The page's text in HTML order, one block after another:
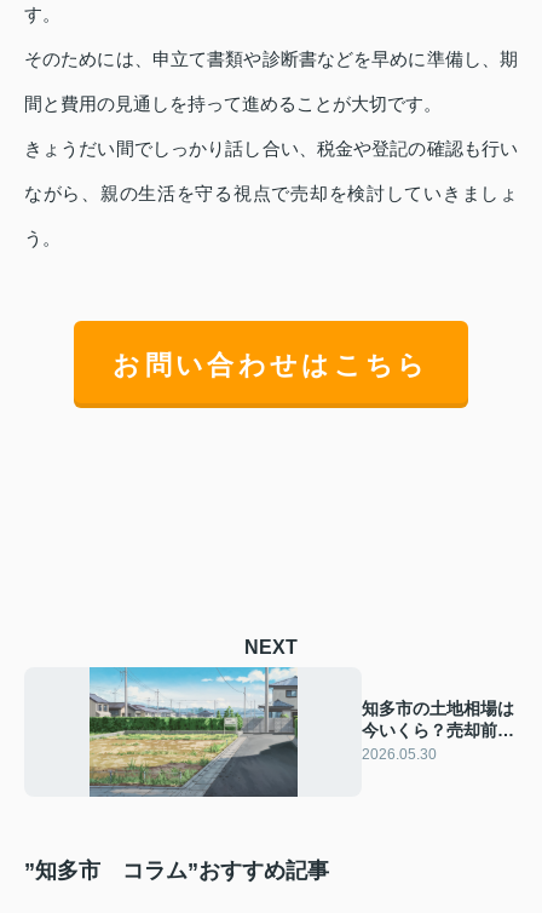
す。
そのためには、申立て書類や診断書などを早めに準備し、期
間と費用の見通しを持って進めることが大切です。
きょうだい間でしっかり話し合い、税金や登記の確認も行い
ながら、親の生活を守る視点で売却を検討していきましょ
う。
お問い合わせはこちら
NEXT
知多市の土地相場は
今いくら？売却前に
価格の目安と確認ポ
2026.05.30
”知多市 コラム”おすすめ記事